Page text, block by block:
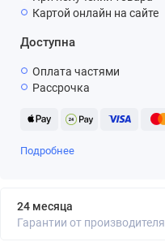
Картой онлайн на сайте
Доступна
Оплата частями
Рассрочка
Подробнее
24 месяца
Гарантии от производителя